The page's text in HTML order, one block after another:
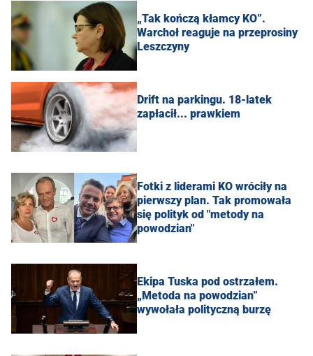
„Tak kończą kłamcy KO”.
Warchoł reaguje na przeprosiny
Leszczyny
Drift na parkingu. 18-latek
zapłacił... prawkiem
Fotki z liderami KO wróciły na
pierwszy plan. Tak promowała
się polityk od "metody na
powodzian"
Ekipa Tuska pod ostrzałem.
„Metoda na powodzian”
wywołała polityczną burzę